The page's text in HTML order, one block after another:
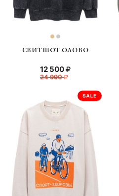
СВИТШОТ ОЛОВО
24 990
12 500